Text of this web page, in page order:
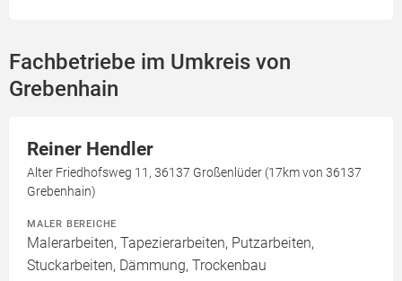
Fachbetriebe im Umkreis von
Grebenhain
Reiner Hendler
Alter Friedhofsweg 11, 36137 Großenlüder (17km von 36137
Grebenhain)
MALER BEREICHE
Malerarbeiten, Tapezierarbeiten, Putzarbeiten,
Stuckarbeiten, Dämmung, Trockenbau